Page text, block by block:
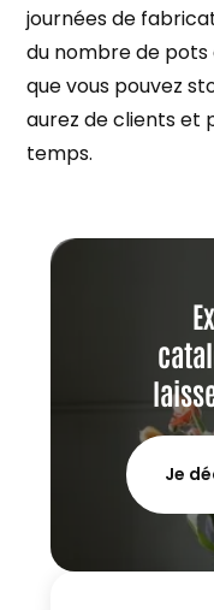
journées de
du nombre de pots
que vous pouvez
aurez de clients et
temps.
Je